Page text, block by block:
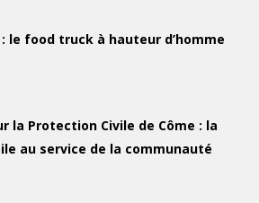
le food truck à hauteur d’homme
la Protection Civile de Côme : la
au service de la communauté